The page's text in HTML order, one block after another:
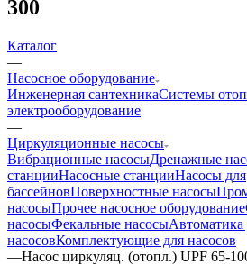
300
Каталог
—
Насосное оборудование
Инженерная сантехникаСистемы
электрооборудование
—
Циркуляционные насосы
Вибрационные насосыДренажные
станцииНасосные станцииНасосы для
бассейновПоверхностные насосы
насосыПрочее насосное оборудование
насосыФекальные насосыАвтоматика
насосовКомплектующие для насосов
—Насос циркуляц. (отопл.) UPF 65-